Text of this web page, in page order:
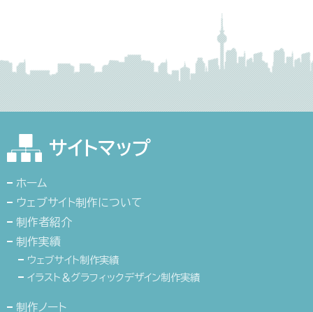
サイトマップ
ホーム
ウェブサイト制作について
制作者紹介
制作実績
ウェブサイト制作実績
イラスト＆グラフィックデザイン制作実績
制作ノート